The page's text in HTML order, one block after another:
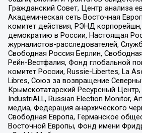
Гражданский Совет, Центр анализа
Академическая сеть Восточная
комитет действия, РЭНД
демократию в России, Настоящая
журналистов-расследователей,
Свободная Россия Берлин,
Рейн-Вестфалия, Фонд глобальной
комитет России, Russie-Libertes, La
Libres, Союз за возвращение
Крымскотатарский Ресурсный
IndustriALL, Russian Election Monitor,
медиа, Федерация анархического
Свободная Европа, Германское
Восточной Европы, Фонд имени